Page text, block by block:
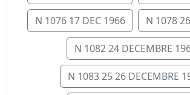
N 1076 17 DEC 1966 N 1078
N 1082 24 DECEMBRE
N 1083 25 26 DECEMBRE